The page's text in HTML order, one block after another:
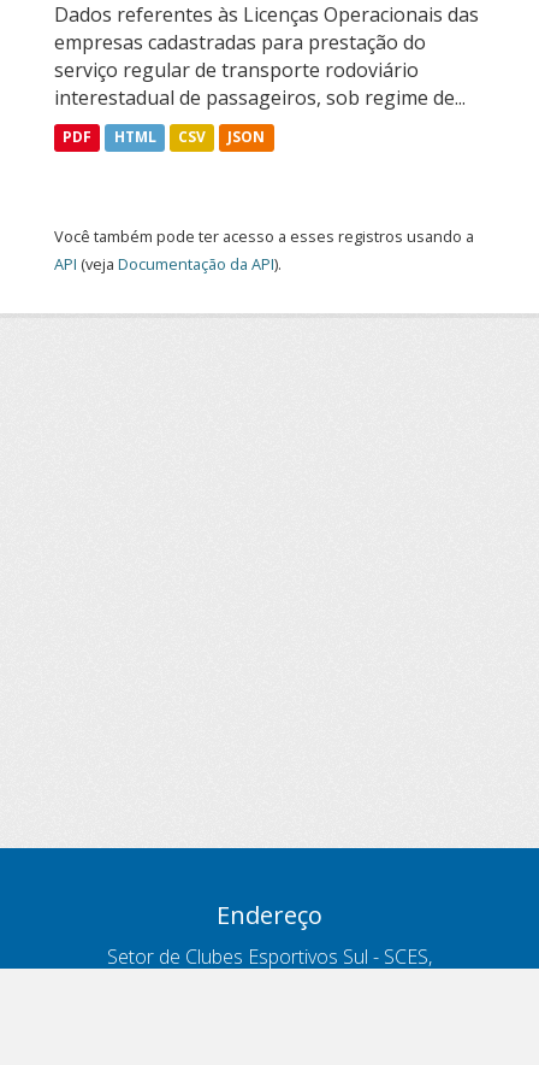
Dados referentes às Licenças Operacionais das
empresas cadastradas para prestação do
serviço regular de transporte rodoviário
interestadual de passageiros, sob regime de...
PDF HTML CSV JSON
Você também pode ter acesso a esses registros usando a
API (veja Documentação da API).
Endereço
Setor de Clubes Esportivos Sul - SCES,